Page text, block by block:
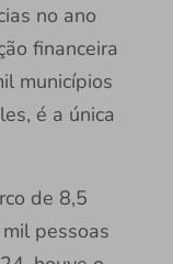
no ano
financeira
municípios
é a única
de 8,5
pessoas